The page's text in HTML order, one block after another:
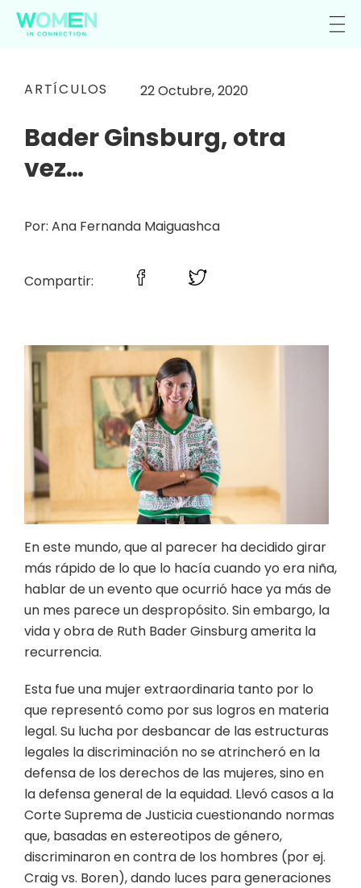
ARTÍCULOS 22 Octubre, 2020
Bader Ginsburg, otra
vez…
Por: Ana Fernanda Maiguashca
Compartir:
En este mundo, que al parecer ha decidido girar
más rápido de lo que lo hacía cuando yo era niña,
hablar de un evento que ocurrió hace ya más de
un mes parece un despropósito. Sin embargo, la
vida y obra de Ruth Bader Ginsburg amerita la
recurrencia.
Esta fue una mujer extraordinaria tanto por lo
que representó como por sus logros en materia
legal. Su lucha por desbancar de las estructuras
legales la discriminación no se atrincheró en la
defensa de los derechos de las mujeres, sino en
la defensa general de la equidad. Llevó casos a la
Corte Suprema de Justicia cuestionando normas
que, basadas en estereotipos de género,
discriminaron en contra de los hombres (por ej.
Craig vs. Boren), dando luces para generaciones